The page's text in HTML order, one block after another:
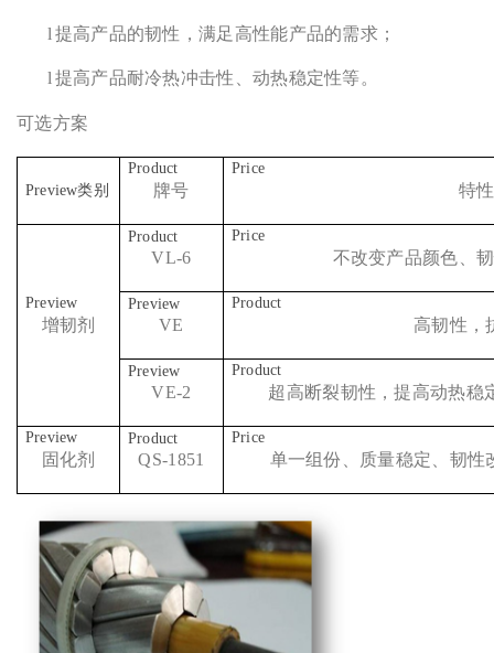
l 提高产品的韧性，满足高性能产品的需求；
l 提高产品耐冷热冲击性、动热稳定性等。
可选方案
类别 牌号 特性
增韧剂
VL-6 不改变产品颜色、
VE 高韧性，
VE-2 超高断裂韧性，提高动热稳
固化剂 QS-1851 单一组份、质量稳定、韧性